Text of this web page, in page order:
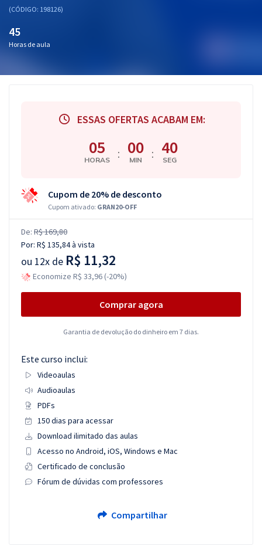
(CÓDIGO: 198126)
45
Horas de aula
ESSAS OFERTAS ACABAM EM:
05
HORAS : 00
MIN : 39
SEG
Cupom de 20% de desconto
Cupom ativado: GRAN20-OFF
De: R$ 169,80
Por: R$ 135,84à vista
ou 12x de R$ 11,32
Economize R$ 33,96 (-20%)
Comprar agora
Garantia de devolução do dinheiro em 7 dias.
Este curso inclui:
Videoaulas
Audioaulas
PDFs
150 dias para acessar
Download ilimitado das aulas
Acesso no Android, iOS, Windows e Mac
Certificado de conclusão
Fórum de dúvidas com professores
Compartilhar